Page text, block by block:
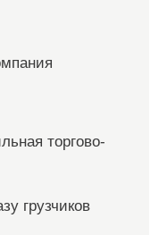
торгово-
грузчиков